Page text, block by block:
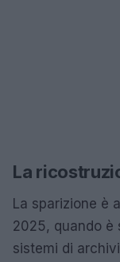
La
La sparizione è
2025, quando è
sistemi di